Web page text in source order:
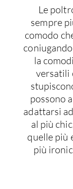
Attrezzature
Frigoriferi
Piani
Forni
Cappe
Lavatrici
Piccoli
Le
sempre
comodo
la
versatili
possono
adattarsi
al più
quelle più
più